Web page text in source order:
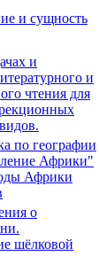
и сущность
и
и
чтения для
по географии
Африки"
Африки
о
шёлковой